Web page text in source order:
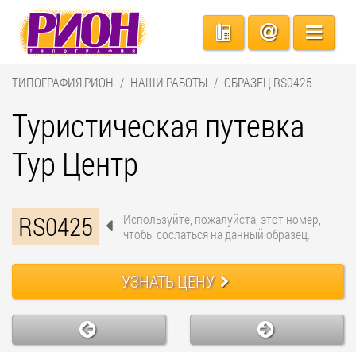
ТИПОГРАФИЯ РИОН НАШИ РАБОТЫ ОБРАЗЕЦ RS0425
Туристическая путевка
Тур Центр
RS0425
Используйте, пожалуйста, этот номер,
чтобы сослаться на данный образец.
УЗНАТЬ ЦЕНУ